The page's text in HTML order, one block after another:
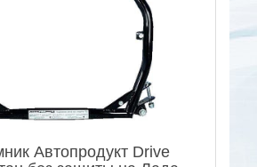
Автопродукт Drive